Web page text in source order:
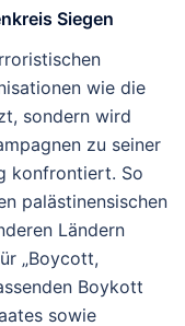
Siegen
wie die
sondern wird
zu seiner
konfrontiert. So
palästinensischen
Ländern
„Boycott,
Boykott
sowie